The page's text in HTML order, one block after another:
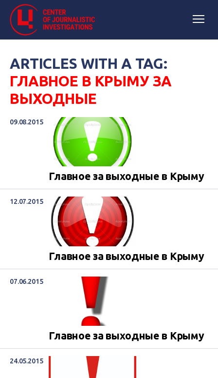
ARTICLES WITH A TAG:
ГЛАВНОЕ В КРЫМУ ЗА
ВЫХОДНЫЕ
09.08.2015
Главное за выходные в Крыму
12.07.2015
Главное за выходные в Крыму
07.06.2015
Главное за выходные в Крыму
24.05.2015